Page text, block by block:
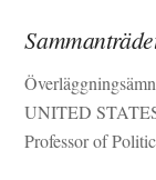
UNITED
Professor of